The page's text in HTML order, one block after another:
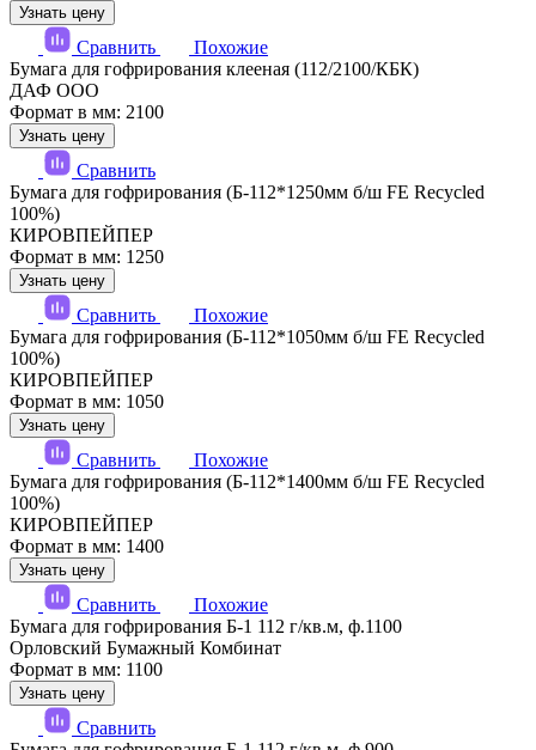
Узнать цену
Сравнить
Похожие
Бумага для гофрирования клееная (112/2100/КБК)
ДАФ ООО
Формат в мм: 2100
Узнать цену
Сравнить
Бумага для гофрирования (Б-112*1250мм б/ш FE Recycled
100%)
КИРОВПЕЙПЕР
Формат в мм: 1250
Узнать цену
Сравнить
Похожие
Бумага для гофрирования (Б-112*1050мм б/ш FE Recycled
100%)
КИРОВПЕЙПЕР
Формат в мм: 1050
Узнать цену
Сравнить
Похожие
Бумага для гофрирования (Б-112*1400мм б/ш FE Recycled
100%)
КИРОВПЕЙПЕР
Формат в мм: 1400
Узнать цену
Сравнить
Похожие
Бумага для гофрирования Б-1 112 г/кв.м, ф.1100
Орловский Бумажный Комбинат
Формат в мм: 1100
Узнать цену
Сравнить